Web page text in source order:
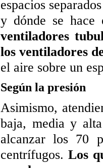
espacios
y dónde se
ventiladores
los ventiladores
el aire sobre un
Según la presión
Asimismo,
baja, media y
alcanzar los 70
centrífugos.Los